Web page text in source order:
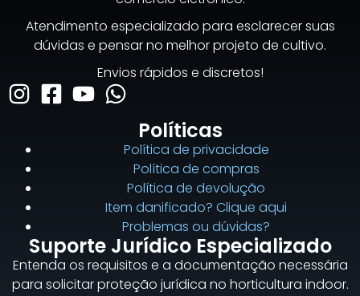
Atendimento especializado para esclarecer suas
dúvidas e pensar no melhor projeto de cultivo.
Envios rápidos e discretos!
Políticas
Política de privacidade
Política de compras
Política de devolução
Item danificado? Clique aqui
Problemas ou dúvidas?
Suporte Jurídico Especializado
Entenda os requisitos e a documentação necessária
para solicitar proteção jurídica no horticultura indoor.